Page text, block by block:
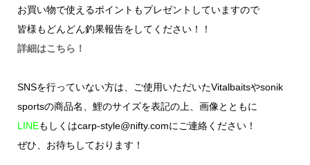
お買い物で使えるポイントもプレゼントしていますので
皆様もどんどん釣果報告をしてください！！
詳細はこちら！
SNSを行っていない方は、ご使用いただいたVitalbaitsやsonik
sportsの商品名、鯉のサイズを表記の上、画像とともに
LINEもしくはcarp-style@nifty.comにご連絡ください！
ぜひ、お待ちしております！